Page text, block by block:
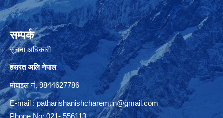
सम्पर्क
सूचना अधिकारी
हसरत अलि नेपाल
मोबाइल नं. 9844627786
E-mail :patharishanishcharemun@gmail.com
Phone No: 021- 556113